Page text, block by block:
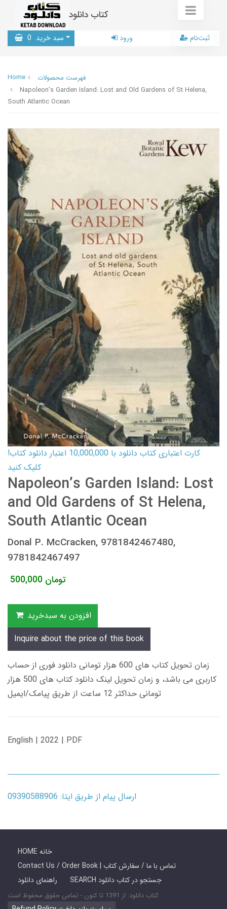
کتاب دانلود
سبد خرید 0 ورود ثبت‌نام
Home
فهرست محصولات
Napoleon’s Garden Island: Lost and Old Gardens of St Helena,
South Atlantic Ocean
کارت اعتباری کتاب دانلود با 10,000,000 اعتبار دانلود کتاب!
کلیک کنید
Napoleon’s Garden Island: Lost
and Old Gardens of St Helena,
South Atlantic Ocean
Donal P. McCracken, 9781842467480,
9781842467497
500,000 تومان
افزودن به سبدخرید
Inquire about the price of this book
زمان تحویل کتاب های 600 هزار تومانی دانلود فوری از حساب
کاربری می باشد، و زمان تحویل لینک دانلود کتاب های 500 هزار
تومانی حداکثر 12 ساعت از طریق پیامک/ایمیل
English | 2022 | PDF
ارسال پیام از طریق ایتا: 09390588906
HOME خانه
Contact Us / Order Book | تماس با ما / سفارش کتاب
راهنمای دانلود
SEARCH جستجو در کتاب دانلود
کتاب دانلود: از 1391 تا کنون - تمامی حقوق محفوظ است